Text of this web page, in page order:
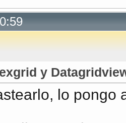
y
lo pongo